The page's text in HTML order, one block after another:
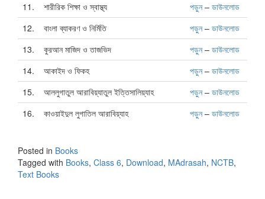
11.
শারীরিক শিক্ষা ও স্বাস্থ্য পড়ুন– ডাউনলোড
12.
বাংলা ব্যাকরণ ও নির্মিতি পড়ুন– ডাউনলোড
13.
কুরআন মাজিদ ও তাজভিদ পড়ুন– ডাউনলোড
14.
আকাইদ ও ফিকহ পড়ুন– ডাউনলোড
15.
আললুগাতুল আরাবিয়্যাতুল ইত্তিসালিয়্যাহ পড়ুন– ডাউনলোড
16.
কাওয়াইদুল লুগাতিল আরাবিয়্যাহ পড়ুন– ডাউনলোড
Posted in Books
Tagged with Books, Class 6, Download, MAdrasah, NCTB,
Text Books